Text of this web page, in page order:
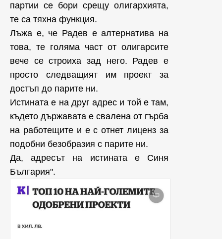
партии се бори срещу олигархията,
те са тяхна функция.
Лъжа е, че Радев е алтернатива на
това, те голяма част от олигарсите
вече се строиха зад него. Радев е
просто следващият им проект за
достъп до парите ни.
Истината е на друг адрес и той е там,
където държавата е свалена от гърба
на работещите и е с отнет лиценз за
подобни безобразия с парите ни.
Да, адресът на истината е Синя
България".